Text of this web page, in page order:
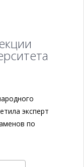
эксперт
по